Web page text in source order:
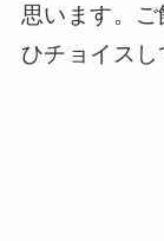
思います。
ひチョイスし